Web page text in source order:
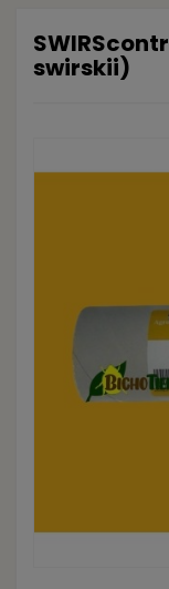
swirskii)